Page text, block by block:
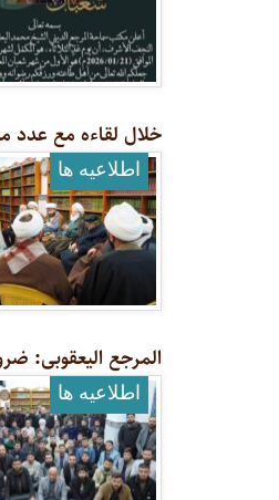
خلال لقاءه مع عدد
اطلاعيه ها
المرجع الیعقوبی:
اطلاعيه ها